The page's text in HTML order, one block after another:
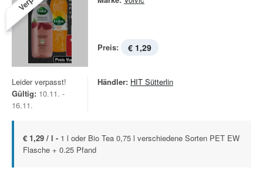
Preis: € 1,29
Leider verpasst!
Gültig: 10.11. -
16.11.
Händler: HIT Sütterlin
€ 1,29 / l - 1 l oder Bio Tea 0,75 l verschiedene Sorten PET EW
Flasche + 0.25 Pfand